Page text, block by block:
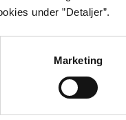
under ”Detaljer”.
Marketing